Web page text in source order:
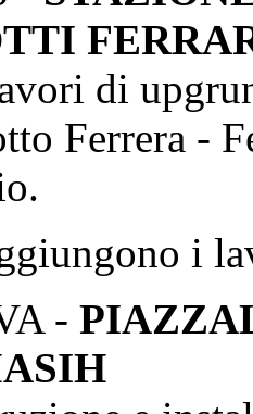
di
Ferrera -
i
-